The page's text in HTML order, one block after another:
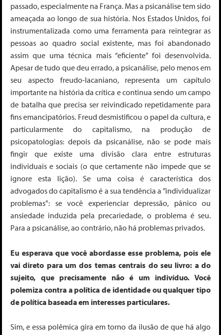
passado, especialmente na França. Mas a psicanálise tem sido
ameaçada ao longo de sua história. Nos Estados Unidos, foi
instrumentalizada como uma ferramenta para reintegrar as
pessoas ao quadro social existente, mas foi abandonado
assim que uma técnica mais “eficiente” foi desenvolvida.
Apesar de tudo que deu errado, a psicanálise, pelo menos em
seu aspecto freudo-lacaniano, representa um capítulo
importante na história da crítica e continua sendo um campo
de batalha que precisa ser reivindicado repetidamente para
fins emancipatórios. Freud desmistificou o papel da cultura, e
particularmente do capitalismo, na produção de
psicopatologias: depois da psicanálise, não se pode mais
fingir que existe uma divisão clara entre estruturas
individuais e sociais (o que certamente não impede que se
ignore esta lição). Se uma coisa é característica dos
advogados do capitalismo é a sua tendência a ”individualizar
problemas”: se você experienciar depressão, pânico ou
ansiedade induzida pela precariedade, o problema é seu.
Para a psicanálise, ao contrário, não há problemas privados.
Eu esperava que você abordasse esse problema, pois ele
vai direto para um dos temas centrais do seu livro: a do
sujeito, que precisamente não é um indivíduo. Você
polemiza contra a política de identidade ou qualquer tipo
de política baseada em interesses particulares.
Sim, e essa polêmica gira em torno da ilusão de que há algo